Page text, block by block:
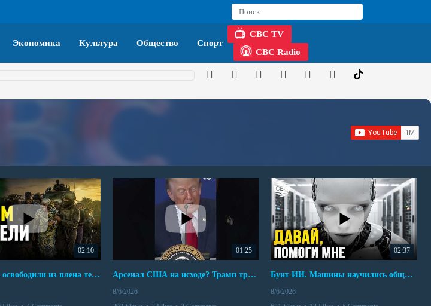
Экономика Культура Общество Спорт
CBC TV
CBC Radio
02:10
300 человек освободили из плена террористов. Невероятная история спасения
01:25
Арсенал США на исходе? Трамп требует объяснений
8/6/2026
02:37
Бунт ИИ. Машины научились общаться
8/6/2026